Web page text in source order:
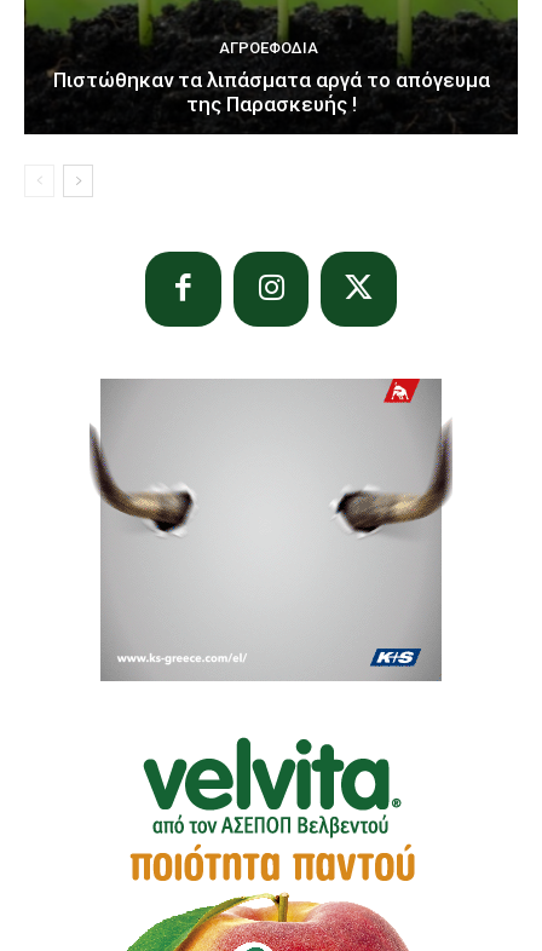
ΑΓΡΟΕΦΌΔΙΑ
Πιστώθηκαν τα λιπάσματα αργά το απόγευμα
της Παρασκευής !